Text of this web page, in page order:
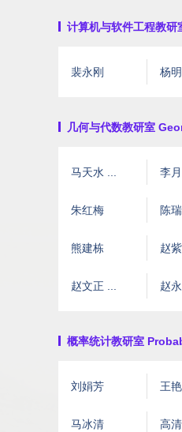
计算机与软件工程教
裴永刚 杨明
几何与代数教研室
马天水 ... 李
朱红梅 陈
熊建栋 赵紫
赵文正 ... 赵
概率统计教研室
刘娟芳 王
马冰清 高